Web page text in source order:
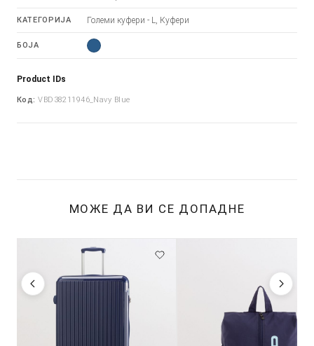
КАТЕГОРИЈА Големи куфери - L, Куфери
БОЈА
Product IDs
Код: VBD38211946_Navy Blue
МОЖЕ ДА ВИ СЕ ДОПАДНЕ